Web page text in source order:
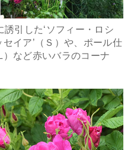
引した‘ソフィー・ロシ
セイア’（Ｓ）や、ポール仕
）など赤いバラのコーナ